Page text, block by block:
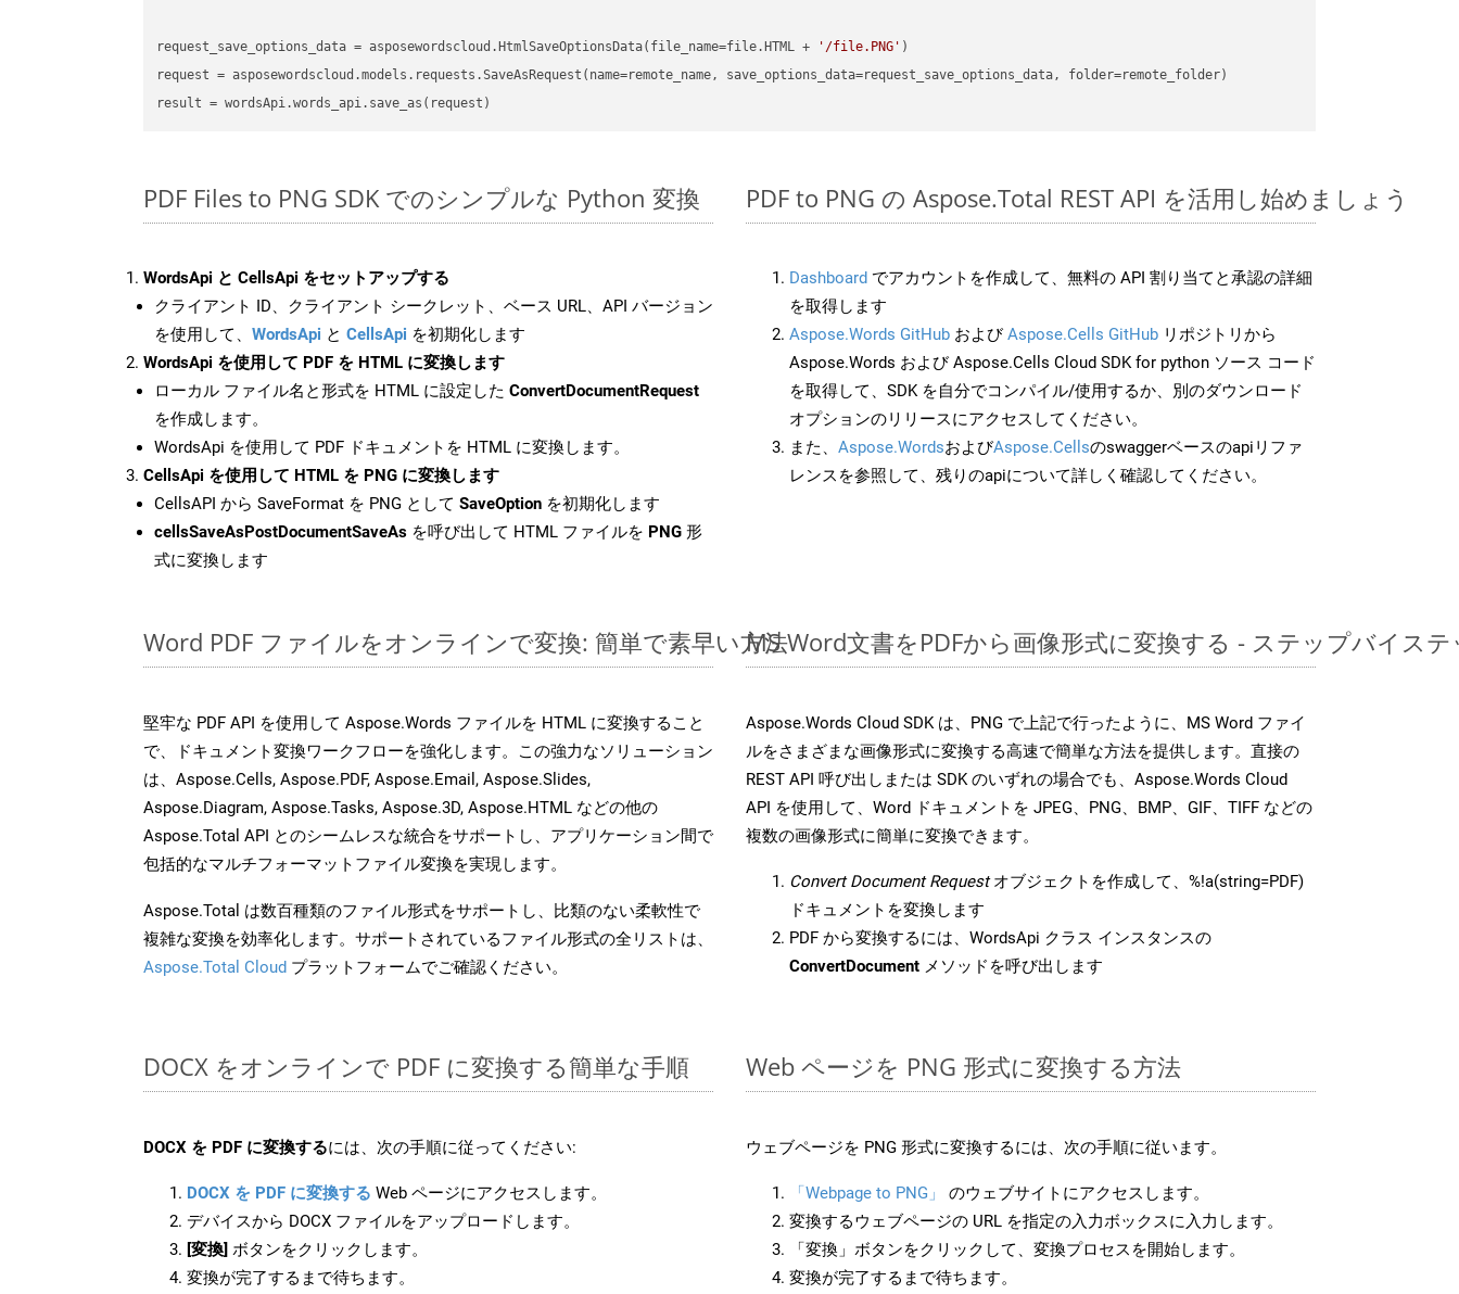
request_save_options_data = asposewordscloud.HtmlSaveOptionsData(file_name=file.HTML + '/file.PNG'
request
result
PDF Files to PNG SDK でのシンプルな Python 変換
WordsApi と CellsApi をセットアップする
クライアント ID、クライアント シークレット、ベース URL、API バージョン
を使用して、 WordsApi と CellsApi を初期化します
WordsApi を使用して PDF を HTML に変換します
ローカル ファイル名と形式を HTML に設定した ConvertDocumentRequest
を作成します。
WordsApi を使用して PDF ドキュメントを HTML に変換します。
CellsApi を使用して HTML を PNG に変換します
CellsAPI から SaveFormat を PNG として SaveOption を初期化します
cellsSaveAsPostDocumentSaveAs を呼び出して HTML ファイルを PNG 形
式に変換します
PDF to PNG の Aspose.Total REST API を活用し始めましょう
Dashboard でアカウントを作成して、無料の API 割り当てと承認の詳細
を取得します
Aspose.Words GitHub およびAspose.Cells GitHub リポジトリから
Aspose.Words および Aspose.Cells Cloud SDK for python ソース コード
を取得して、SDK を自分でコンパイル/使用するか、別のダウンロード
オプションのリリースにアクセスしてください。
また、 Aspose.WordsおよびAspose.Cellsのswaggerベースのapiリファ
レンスを参照して、残りのapiについて詳しく確認してください。
Word PDF ファイルをオンラインで変換: 簡単で素早い方法
堅牢な PDF API を使用して Aspose.Words ファイルを HTML に変換すること
で、ドキュメント変換ワークフローを強化します。この強力なソリューション
は、Aspose.Cells, Aspose.PDF, Aspose.Email, Aspose.Slides,
Aspose.Diagram, Aspose.Tasks, Aspose.3D, Aspose.HTML などの他の
Aspose.Total API とのシームレスな統合をサポートし、アプリケーション間で
包括的なマルチフォーマットファイル変換を実現します。
Aspose.Total は数百種類のファイル形式をサポートし、比類のない柔軟性で
複雑な変換を効率化します。サポートされているファイル形式の全リストは、
Aspose.Total Cloud プラットフォームでご確認ください。
MS Word文書をPDFから画像形式に変換する - ステップバイス
Aspose.Words Cloud SDK は、PNG で上記で行ったように、MS Word ファイ
ルをさまざまな画像形式に変換する高速で簡単な方法を提供します。直接の
REST API 呼び出しまたは SDK のいずれの場合でも、Aspose.Words Cloud
API を使用して、Word ドキュメントを JPEG、PNG、BMP、GIF、TIFF などの
複数の画像形式に簡単に変換できます。
Convert Document Requestオブジェクトを作成して、%!a(string=PDF)
ドキュメントを変換します
PDF から変換するには、WordsApi クラス インスタンスの
ConvertDocument メソッドを呼び出します
DOCX をオンラインで PDF に変換する簡単な手順
DOCX を PDF に変換するには、次の手順に従ってください:
DOCX を PDF に変換する Web ページにアクセスします。
デバイスから DOCX ファイルをアップロードします。
[変換] ボタンをクリックします。
変換が完了するまで待ちます。
Web ページを PNG 形式に変換する方法
ウェブページを PNG 形式に変換するには、次の手順に従います。
「Webpage to PNG」
のウェブサイトにアクセスします。
変換するウェブページの URL を指定の入力ボックスに入力します。
「変換」ボタンをクリックして、変換プロセスを開始します。
変換が完了するまで待ちます。